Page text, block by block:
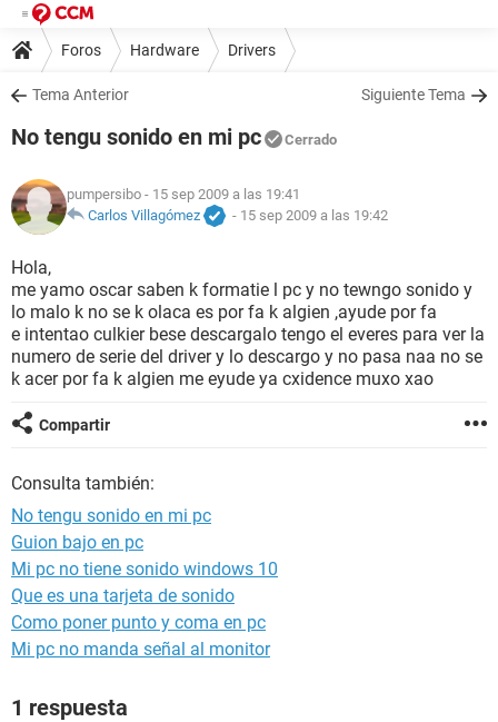
Foros Hardware Drivers
Tema Anterior Siguiente Tema
No tengu sonido en mi pc Cerrado
pumpersibo - 15 sep 2009 a las 19:41
Carlos Villagómez
- 15 sep 2009 a las 19:42
Hola,
me yamo oscar saben k formatie l pc y no tewngo sonido y
lo malo k no se k olaca es por fa k algien ,ayude por fa
e intentao culkier bese descargalo tengo el everes para ver la
numero de serie del driver y lo descargo y no pasa naa no se
k acer por fa k algien me eyude ya cxidence muxo xao
Compartir
Consulta también:
No tengu sonido en mi pc
Guion bajo en pc
Mi pc no tiene sonido windows 10
Que es una tarjeta de sonido
Como poner punto y coma en pc
Mi pc no manda señal al monitor
1 respuesta